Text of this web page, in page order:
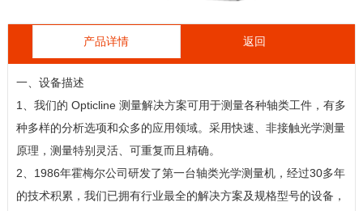
产品详情 返回
一、设备描述
1、我们的 Opticline 测量解决方案可用于测量各种轴类工件，有多
种多样的分析选项和众多的应用领域。采用快速、非接触光学测量
原理，测量特别灵活、可重复而且精确。
2、1986年霍梅尔公司研发了第一台轴类光学测量机，经过30多年
的技术积累，我们已拥有行业最全的解决方案及规格型号的设备，